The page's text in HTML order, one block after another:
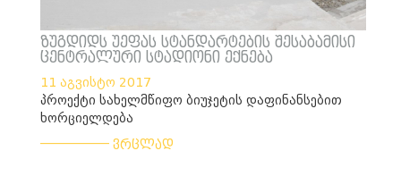
ზუგდიდს უეფას სტანდარტების შესაბამისი
ცენტრალური სტადიონი ექნება
11 აგვისტო 2017
პროექტი სახელმწიფო ბიუჯეტის დაფინანსებით
ხორციელდება
ვრცლად